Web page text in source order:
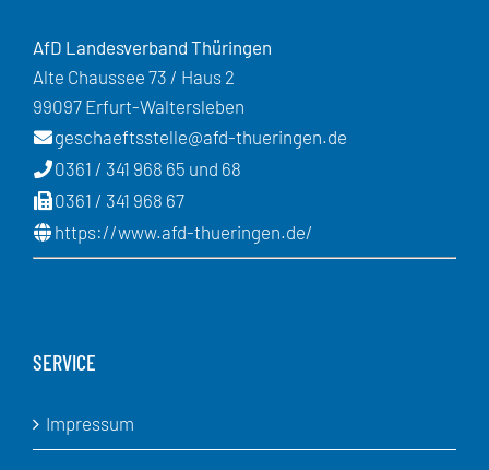
AfD Landesverband Thüringen
Alte Chaussee 73 / Haus 2
99097 Erfurt-Waltersleben
geschaeftsstelle@afd-thueringen.de
0361 / 341 968 65 und 68
0361 / 341 968 67
https://www.afd-thueringen.de/
SERVICE
Impressum